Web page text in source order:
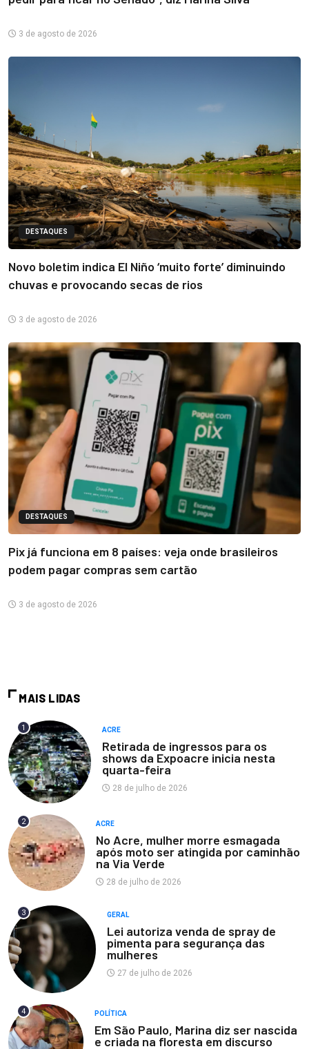
3 de agosto de 2026
DESTAQUES
Novo boletim indica El Niño ‘muito forte’ diminuindo
chuvas e provocando secas de rios
3 de agosto de 2026
DESTAQUES
Pix já funciona em 8 países: veja onde brasileiros
podem pagar compras sem cartão
3 de agosto de 2026
MAIS LIDAS
1 ACRE
Retirada de ingressos para os
shows da Expoacre inicia nesta
quarta-feira
28 de julho de 2026
2 ACRE
No Acre, mulher morre esmagada
após moto ser atingida por caminhão
na Via Verde
28 de julho de 2026
3 GERAL
Lei autoriza venda de spray de
pimenta para segurança das
mulheres
27 de julho de 2026
4 POLÍTICA
Em São Paulo, Marina diz ser nascida
e criada na floresta em discurso